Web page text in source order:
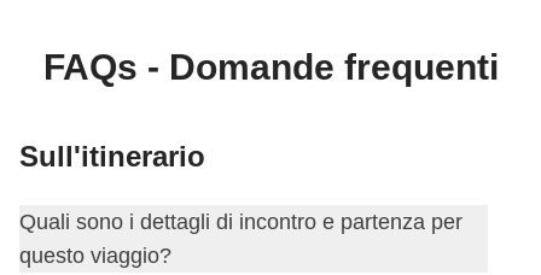
WeRoad potrai prenotare il viaggio e gestirlo nella
tua area personale, come qualsiasi altro WeRoad.
FAQs - Domande frequenti
Sull'itinerario
Quali sono i dettagli di incontro e partenza per
questo viaggio?